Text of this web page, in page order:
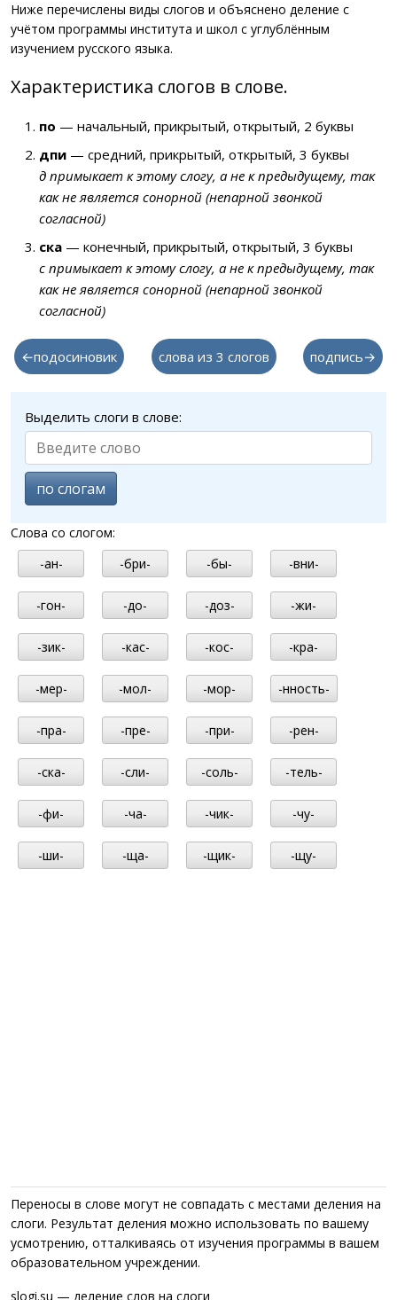
Ниже перечислены виды слогов и объяснено деление с
учётом программы института и школ с углублённым
изучением русского языка.
Характеристика слогов в слове.
по — начальный, прикрытый, открытый, 2 буквы
дпи — средний, прикрытый, открытый, 3 буквы
д примыкает к этому слогу, а не к предыдущему, так
как не является сонорной (непарной звонкой
согласной)
ска — конечный, прикрытый, открытый, 3 буквы
с примыкает к этому слогу, а не к предыдущему, так
как не является сонорной (непарной звонкой
согласной)
←подосиновик слова из 3 слогов подпись→
Выделить слоги в слове:
по слогам
Слова со слогом:
-ан-
-бри- -бы- -вни-
-гон- -до- -доз- -жи-
-зик- -кас- -кос- -кра-
-мер- -мол- -мор- -нность-
-пра- -пре- -при- -рен-
-ска- -сли- -соль- -тель-
-фи- -ча- -чик- -чу-
-ши- -ща- -щик- -щу-
Переносы в слове могут не совпадать с местами деления на
слоги. Результат деления можно использовать по вашему
усмотрению, отталкиваясь от изучения программы в вашем
образовательном учреждении.
slogi.su — деление слов на слоги